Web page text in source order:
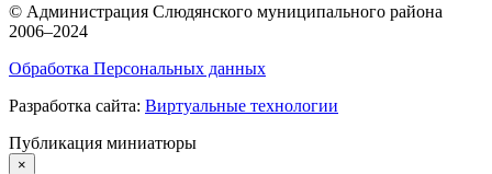
© Администрация Слюдянского муниципального района
2006–2024
Обработка Персональных данных
Разработка сайта: Виртуальные технологии
Публикация миниатюры
×